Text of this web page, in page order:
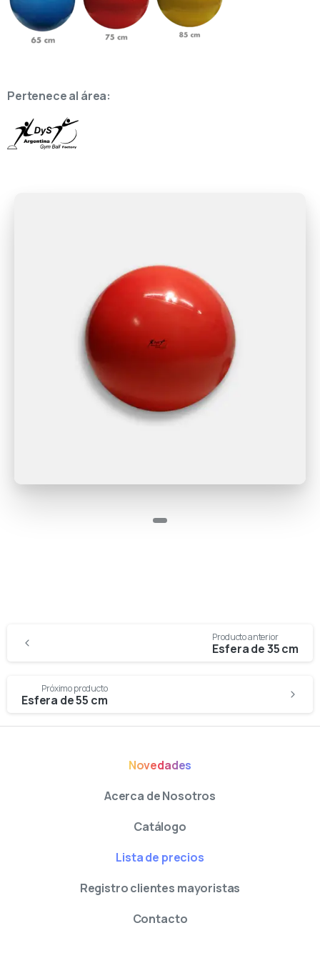
Pertenece al área:
Producto anterior
Esfera de 35 cm
Próximo producto
Esfera de 55 cm
Novedades
Acerca de Nosotros
Catálogo
Lista de precios
Registro clientes mayoristas
Contacto